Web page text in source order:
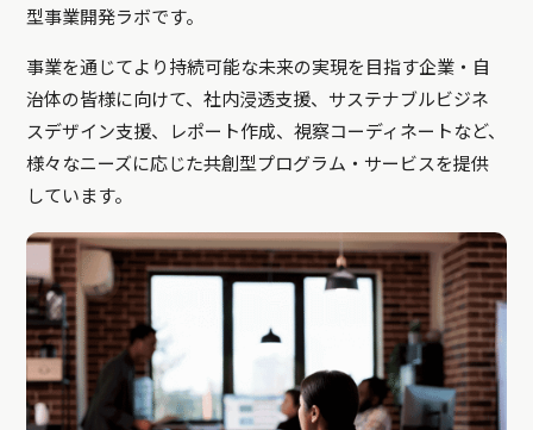
型事業開発ラボです。
事業を通じてより持続可能な未来の実現を目指す企業・自
治体の皆様に向けて、社内浸透支援、サステナブルビジネ
スデザイン支援、レポート作成、視察コーディネートなど、
様々なニーズに応じた共創型プログラム・サービスを提供
しています。